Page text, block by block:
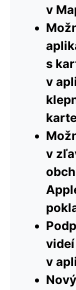
v
s
v
v
v